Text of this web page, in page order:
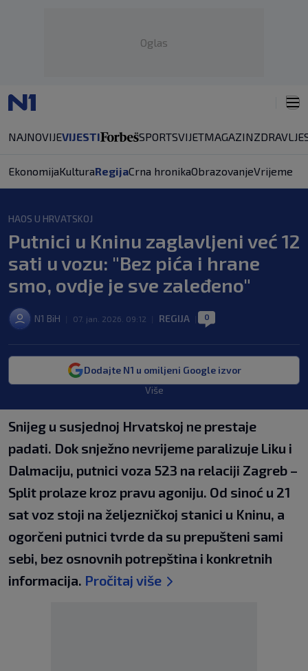
Oglas
NAJNOVIJEVIJESTI SPORTSVIJETMAGAZINZDRAVLJE
EkonomijaKulturaRegijaCrna hronikaObrazovanjeVrijeme
HAOS U HRVATSKOJ
Putnici u Kninu zaglavljeni već 12
sati u vozu: "Bez pića i hrane
smo, ovdje je sve zaleđeno"
N1 BiH 07. jan. 2026. 09:12 REGIJA 0
Dodajte N1 u omiljeni Google izvor
Više
Snijeg u susjednoj Hrvatskoj ne prestaje
padati. Dok snježno nevrijeme paralizuje Liku i
Dalmaciju, putnici voza 523 na relaciji Zagreb –
Split prolaze kroz pravu agoniju. Od sinoć u 21
sat voz stoji na željezničkoj stanici u Kninu, a
ogorčeni putnici tvrde da su prepušteni sami
sebi, bez osnovnih potrepština i konkretnih
informacija. Pročitaj više